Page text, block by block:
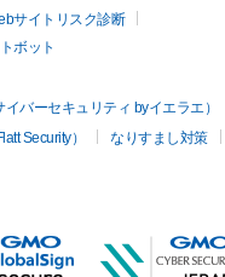
サイトリスク診断
ボット
バーセキュリティ byイエラエ）
Security）
なりすまし対策